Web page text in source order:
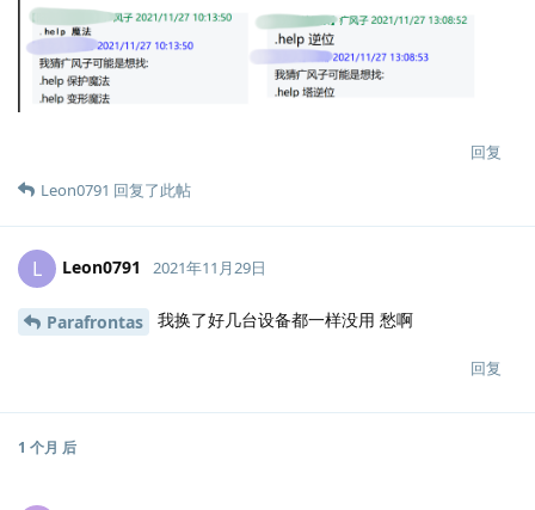
回复
Leon0791 回复了此帖
L Leon0791 2021年11月29日
Parafrontas 我换了好几台设备都一样没用 愁啊
回复
1 个月 后